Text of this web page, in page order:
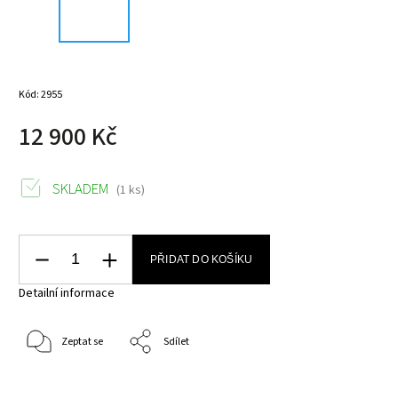
Kód:2955
12 900 Kč
SKLADEM (1 ks)
PŘIDAT DO KOŠÍKU
Detailní informace
Zeptat se Sdílet